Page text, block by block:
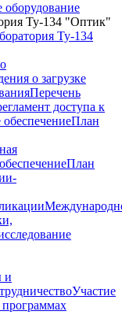
оборудование
Ту-134 "Оптик"
Ту-134
о загрузке
Перечень
доступа к
План
План
и
Участие